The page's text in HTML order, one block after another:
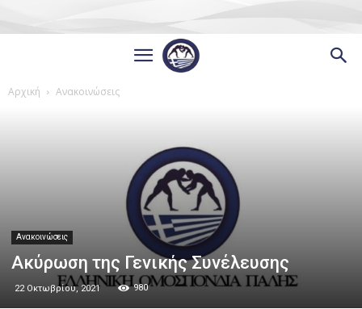
Αρχική Ανακοινώσεις
Ανακοινώσεις
Ακύρωση της Γενικής Συνέλευσης
22 Οκτωβρίου, 2021 980